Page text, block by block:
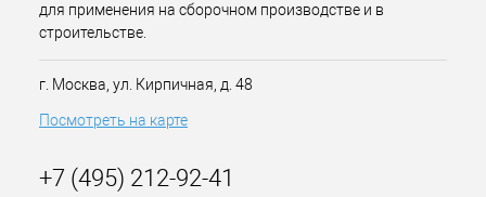
для применения на сборочном производстве и в
строительстве.
г. Москва, ул. Кирпичная, д. 48
Посмотреть на карте
+7 (495) 212-92-41